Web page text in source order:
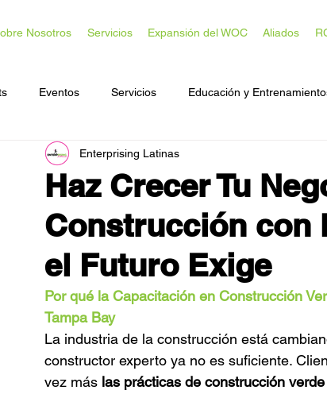
Nosotros Servicios Expansión del WOC Aliados
Eventos Servicios Educación y
Acceso a Capital Desarrollo Comunitario
Haz Crecer Tu
Construcción con
el Futuro Exige
Enterprising Latinas
Por qué la Capacitación en Construcción
Tampa Bay
La industria de la construcción está
constructor experto ya no es suficiente.
vez más las prácticas de construcción verde